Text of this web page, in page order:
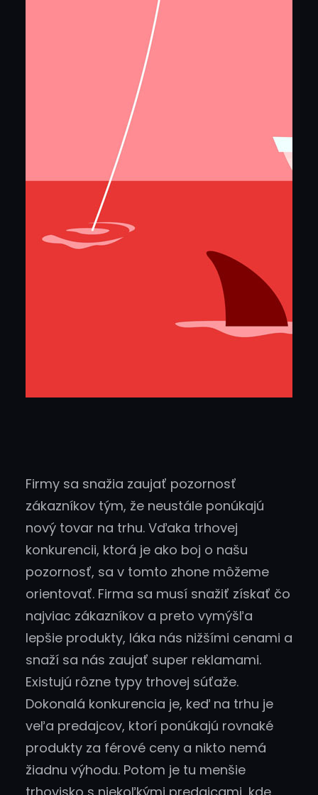
Firmy sa snažia zaujať pozornosť
zákazníkov tým, že neustále ponúkajú
nový tovar na trhu. Vďaka trhovej
konkurencii, ktorá je ako boj o našu
pozornosť, sa v tomto zhone môžeme
orientovať. Firma sa musí snažiť získať čo
najviac zákazníkov a preto vymýšľa
lepšie produkty, láka nás nižšími cenami a
snaží sa nás zaujať super reklamami.
Existujú rôzne typy trhovej súťaže.
Dokonalá konkurencia je, keď na trhu je
veľa predajcov, ktorí ponúkajú rovnaké
produkty za férové ceny a nikto nemá
žiadnu výhodu. Potom je tu menšie